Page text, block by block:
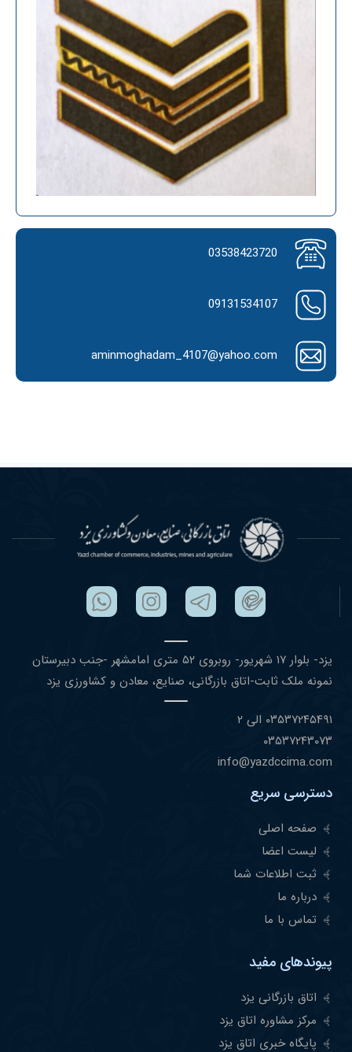
03538423720
09131534107
aminmoghadam_4107@yahoo.com
یزد- بلوار ١٧ شهریور- روبروی ۵٢ متری امامشهر -جنب دبیرستان
نمونه ملک ثابت-اتاق بازرگانی، صنایع، معادن و کشاورزی یزد
۰٣۵٣٧٢۴۵۴٩١ الی ۲
۰٣۵٣٧٢۴٣۰٧٣
info@yazdccima.com
دسترسی سریع
صفحه اصلی
لیست اعضا
ثبت اطلاعات شما
درباره ما
تماس با ما
پیوندهای مفید
اتاق بازرگانی یزد
مرکز مشاوره اتاق یزد
پایگاه خبری اتاق یزد